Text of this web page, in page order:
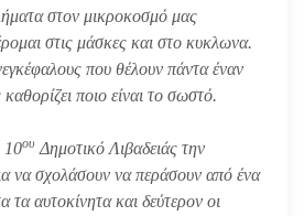
στον μικροκοσμό μας
στις μάσκες και στο κυκλωνα.
που θέλουν πάντα έναν
ποιο είναι το σωστό.
10ου Δημοτικό Λιβαδειάς την
να σχολάσουν να περάσουν από ένα
αυτοκίνητα και δεύτερον οι